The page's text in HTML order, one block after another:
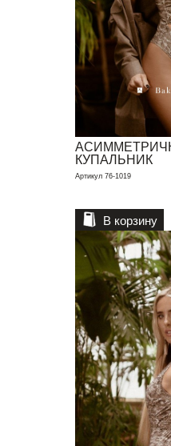
КУПАЛЬНИК
Артикул 76-1019
В корзину